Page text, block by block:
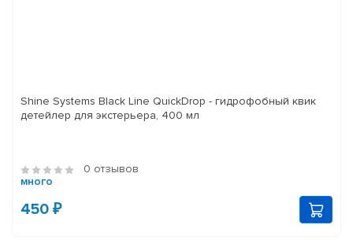
Shine Systems Black Line QuickDrop - гидрофобный квик
детейлер для экстерьера, 400 мл
0 отзывов
много
450 ₽